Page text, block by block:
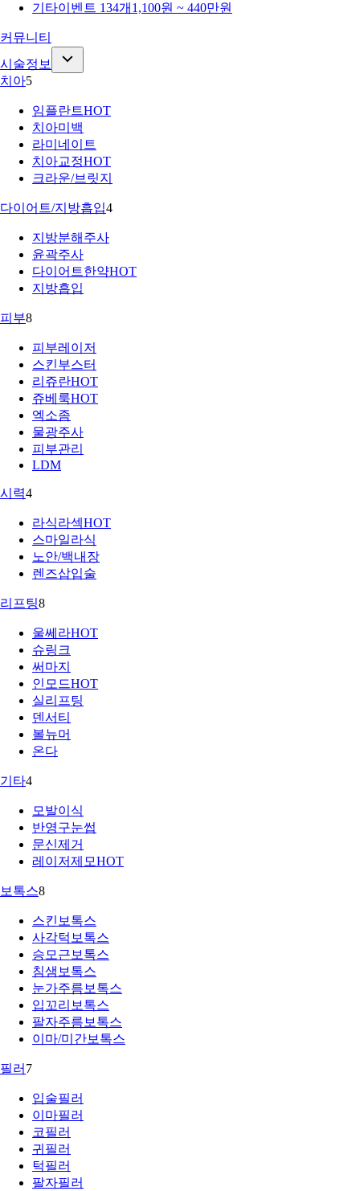
기타이벤트 134개 1,100원 ~ 440만원
커뮤니티
시술정보
치아5
임플란트HOT
치아미백
라미네이트
치아교정HOT
크라운/브릿지
다이어트/지방흡입4
지방분해주사
윤곽주사
다이어트한약HOT
지방흡입
피부8
피부레이저
스킨부스터
리쥬란HOT
쥬베룩HOT
엑소좀
물광주사
피부관리
LDM
시력4
라식라섹HOT
스마일라식
노안/백내장
렌즈삽입술
리프팅8
울쎄라HOT
슈링크
써마지
인모드HOT
실리프팅
덴서티
볼뉴머
온다
기타4
모발이식
반영구눈썹
문신제거
레이저제모HOT
보톡스8
스킨보톡스
사각턱보톡스
승모근보톡스
침샘보톡스
눈가주름보톡스
입꼬리보톡스
팔자주름보톡스
이마/미간보톡스
필러 7
입술필러
이마필러
코필러
귀필러
턱필러
팔자필러